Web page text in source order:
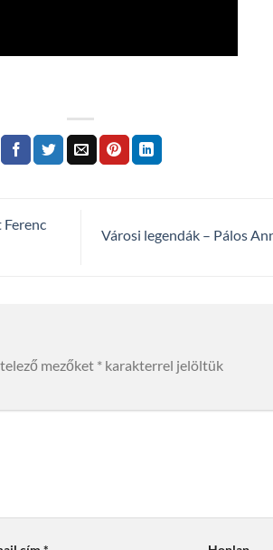
Városi legendák – Pálos
mezőket * karakterrel jelöltük